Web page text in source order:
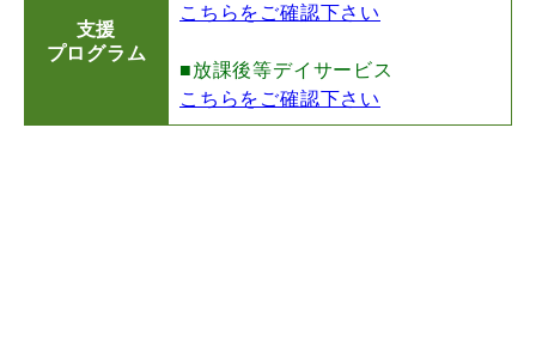
支援
プログラム
こちらをご確認下さい
■放課後等デイサービス
こちらをご確認下さい